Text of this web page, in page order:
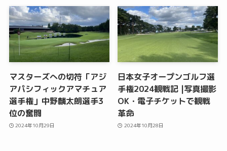
マスターズへの切符「アジ
アパシフィックアマチュア
選手権」中野麟太朗選手3
位の奮闘
2024年10月29日
日本女子オープンゴルフ選
手権2024観戦記 |写真撮影
OK・電子チケットで観戦
革命
2024年10月28日